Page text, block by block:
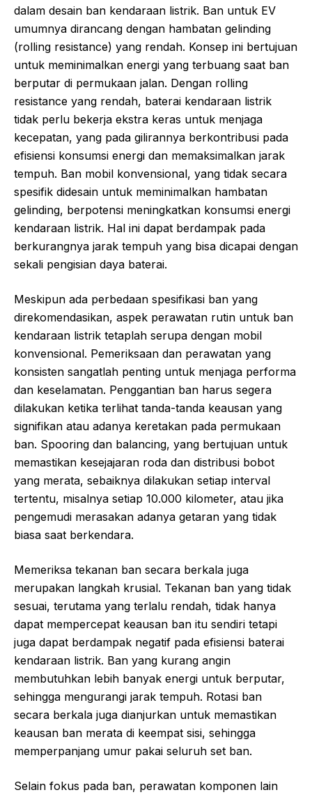
dalam desain ban kendaraan listrik. Ban untuk EV
umumnya dirancang dengan hambatan gelinding
(rolling resistance) yang rendah. Konsep ini bertujuan
untuk meminimalkan energi yang terbuang saat ban
berputar di permukaan jalan. Dengan rolling
resistance yang rendah, baterai kendaraan listrik
tidak perlu bekerja ekstra keras untuk menjaga
kecepatan, yang pada gilirannya berkontribusi pada
efisiensi konsumsi energi dan memaksimalkan jarak
tempuh. Ban mobil konvensional, yang tidak secara
spesifik didesain untuk meminimalkan hambatan
gelinding, berpotensi meningkatkan konsumsi energi
kendaraan listrik. Hal ini dapat berdampak pada
berkurangnya jarak tempuh yang bisa dicapai dengan
sekali pengisian daya baterai.
Meskipun ada perbedaan spesifikasi ban yang
direkomendasikan, aspek perawatan rutin untuk ban
kendaraan listrik tetaplah serupa dengan mobil
konvensional. Pemeriksaan dan perawatan yang
konsisten sangatlah penting untuk menjaga performa
dan keselamatan. Penggantian ban harus segera
dilakukan ketika terlihat tanda-tanda keausan yang
signifikan atau adanya keretakan pada permukaan
ban. Spooring dan balancing, yang bertujuan untuk
memastikan kesejajaran roda dan distribusi bobot
yang merata, sebaiknya dilakukan setiap interval
tertentu, misalnya setiap 10.000 kilometer, atau jika
pengemudi merasakan adanya getaran yang tidak
biasa saat berkendara.
Memeriksa tekanan ban secara berkala juga
merupakan langkah krusial. Tekanan ban yang tidak
sesuai, terutama yang terlalu rendah, tidak hanya
dapat mempercepat keausan ban itu sendiri tetapi
juga dapat berdampak negatif pada efisiensi baterai
kendaraan listrik. Ban yang kurang angin
membutuhkan lebih banyak energi untuk berputar,
sehingga mengurangi jarak tempuh. Rotasi ban
secara berkala juga dianjurkan untuk memastikan
keausan ban merata di keempat sisi, sehingga
memperpanjang umur pakai seluruh set ban.
Selain fokus pada ban, perawatan komponen lain